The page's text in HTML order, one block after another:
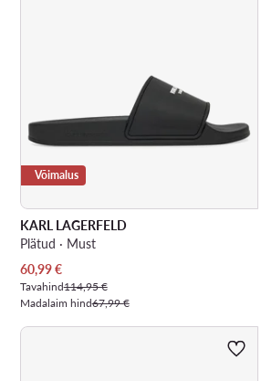
Võimalus
KARL LAGERFELD
Plätud · Must
Praegune hind
60,99€
Tavahind114,95 €
Madalaim hind67,99 €